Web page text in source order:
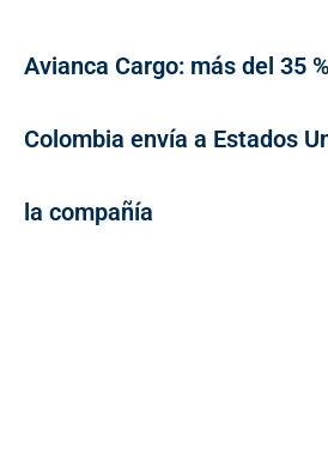
Avianca Cargo: más del 35
Colombia envía a Estados
la compañía